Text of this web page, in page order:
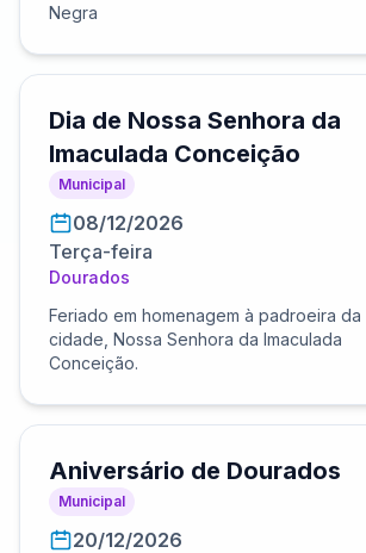
Negra
Dia de Nossa Senhora da
Imaculada Conceição
Municipal
08/12/2026
Terça-feira
Dourados
Feriado em homenagem à padroeira da
cidade, Nossa Senhora da Imaculada
Conceição.
Aniversário de Dourados
Municipal
20/12/2026